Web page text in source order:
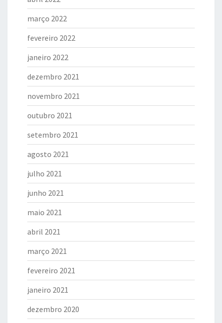
março 2022
fevereiro 2022
janeiro 2022
dezembro 2021
novembro 2021
outubro 2021
setembro 2021
agosto 2021
julho 2021
junho 2021
maio 2021
abril 2021
março 2021
fevereiro 2021
janeiro 2021
dezembro 2020